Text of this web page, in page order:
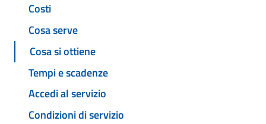
Costi
Cosa serve
Cosa si ottiene
Tempi e scadenze
Accedi al servizio
Condizioni di servizio